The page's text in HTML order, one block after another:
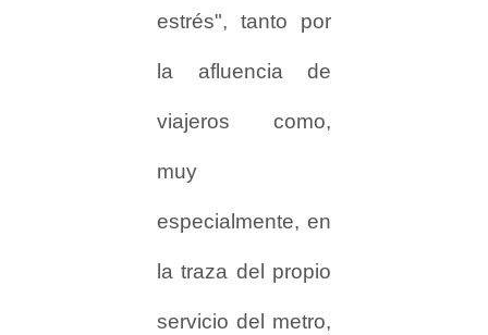
estrés", tanto por
la afluencia de
viajeros como,
muy
especialmente, en
la traza del propio
servicio del metro,